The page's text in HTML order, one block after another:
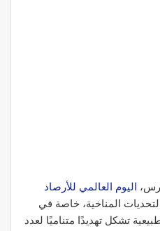
اليوم العالمي للأرصاد
المناخية، خاصة في
تشكل تهديدًا متناميًا لعدد